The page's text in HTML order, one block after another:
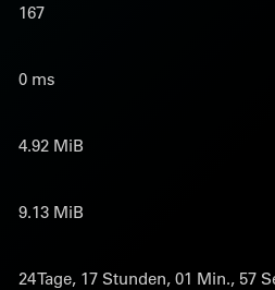
167
0 ms
4.92 MiB
9.13 MiB
24Tage, 17 Stunden, 01 Min., 58